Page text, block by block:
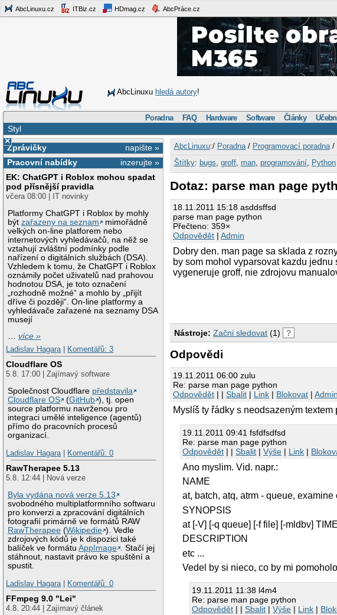
AbcLinuxu.cz ITBiz.cz HDmag.cz AbcPráce.cz
AbcLinuxu hledá autory!
Poradna FAQ Hardware Software Články
Styl
×
napište »
Zprávičky
inzerujte »
Pracovní nabídky
EK: ChatGPT i Roblox mohou spadat
pod přísnější pravidla
včera 08:00 | IT novinky
Platformy ChatGPT i Roblox by mohly
býtzařazeny na seznam
mimořádně
velkých on-line platforem nebo
internetových vyhledávačů, na něž se
vztahují zvláštní podmínky podle
nařízení o digitálních službách (DSA).
Vzhledem k tomu, že ChatGPT i Roblox
oznámily počet uživatelů nad prahovou
hodnotou DSA, je toto označení
„rozhodně možné“ a mohlo by „přijít
dříve či později“. On-line platformy a
vyhledávače zařazené na seznamy DSA
musejí
…více »
Ladislav Hagara
Komentářů: 3
Cloudflare OS
5.8. 17:00 | Zajímavý software
Společnost Cloudflare představila
Cloudflare OS
(GitHub ), tj. open
source platformu navrženou pro
integraci umělé inteligence (agentů)
přímo do pracovních procesů
organizací.
Ladislav Hagara
Komentářů: 0
RawTherapee 5.13
5.8. 12:44 | Nová verze
Byla vydána nová verze 5.13
svobodného multiplatformního softwaru
pro konverzi a zpracování digitálních
fotografií primárně ve formátů RAW
RawTherapee (Wikipedie ). Vedle
zdrojových kódů je k dispozici také
balíček ve formátuAppImage . Stačí jej
stáhnout, nastavit právo ke spuštění a
spustit.
Ladislav Hagara
Komentářů: 0
FFmpeg 9.0 "Lei"
4.8. 20:44 | Zajímavý článek
AbcLinuxu:/ Poradna/ Programovací poradna/
Štítky: bugs groff, man, programování, Python
Dotaz: parse man page
18.11.2011 15:18 asddsffsd
parse man page python
Přečteno: 359×
Odpovědět |Admin
Dobry den. man page sa sklada z
by som mohol vyparsovat kazdu
vygeneruje groff, nie zdrojovu
Nástroje: Začni sledovat (1) ?
Odpovědi
19.11.2011 06:00 zulu
Re: parse man page python
Odpovědět | |Sbalit | Link | Blokovat |Admin
Myslíš ty řádky s neodsazeným
19.11.2011 09:41 fsfdfsdfsd
Re: parse man page python
Odpovědět | |Sbalit |Výše | Link |
Ano myslim. Vid. napr.:
NAME
at, batch, atq, atrm - queue,
SYNOPSIS
at [-V] [-q queue] [-f file] [-mldbv]
DESCRIPTION
etc ...
Vedel by si nieco, co by mi
19.11.2011 11:38 l4m4
Re: parse man page python
Odpovědět | |Sbalit |Výše | Link |